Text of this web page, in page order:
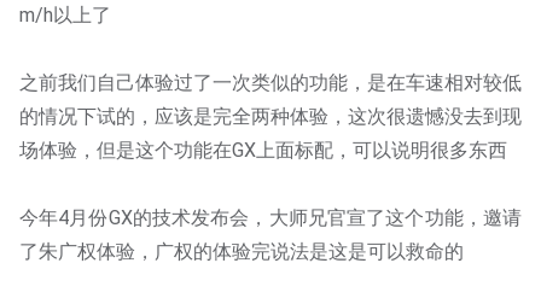
m/h以上了
之前我们自己体验过了一次类似的功能，是在车速相对较低
的情况下试的，应该是完全两种体验，这次很遗憾没去到现
场体验，但是这个功能在GX上面标配，可以说明很多东西
今年4月份GX的技术发布会，大师兄官宣了这个功能，邀请
了朱广权体验，广权的体验完说法是这是可以救命的